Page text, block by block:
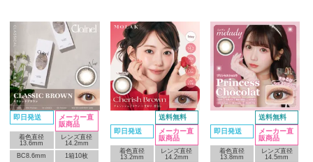
即日発送
メーカー直
販商品
着色直径
13.6mm
レンズ直径
14.2mm
BC8.6mm
1箱10枚
送料無料
即日発送
メーカー直
販商品
着色直径
13.2mm
レンズ直径
14.2mm
送料無料
即日発送
メーカー直
販商品
着色直径
13.8mm
レンズ直径
14.5mm